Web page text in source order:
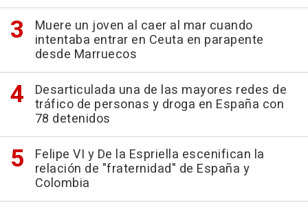
Muere un joven al caer al mar cuando
intentaba entrar en Ceuta en parapente
desde Marruecos
Desarticulada una de las mayores redes de
tráfico de personas y droga en España con
78 detenidos
Felipe VI y De la Espriella escenifican la
relación de "fraternidad" de España y
Colombia